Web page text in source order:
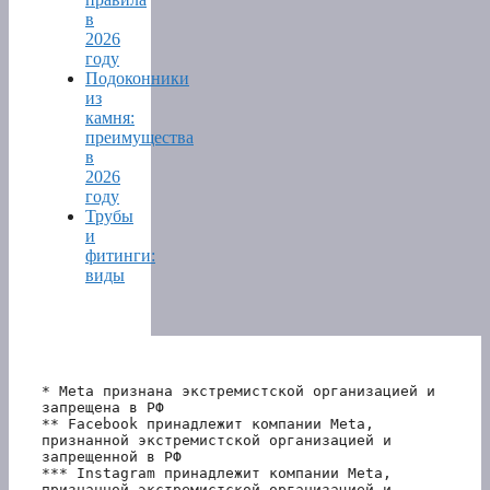
в
2026
году
Подоконники
из
камня:
преимущества
в
2026
году
Трубы
и
фитинги:
виды
* Meta признана экстремистской организацией и
запрещена в РФ
** Facebook принадлежит компании Meta,
признанной экстремистской организацией и
запрещенной в РФ
*** Instagram принадлежит компании Meta,